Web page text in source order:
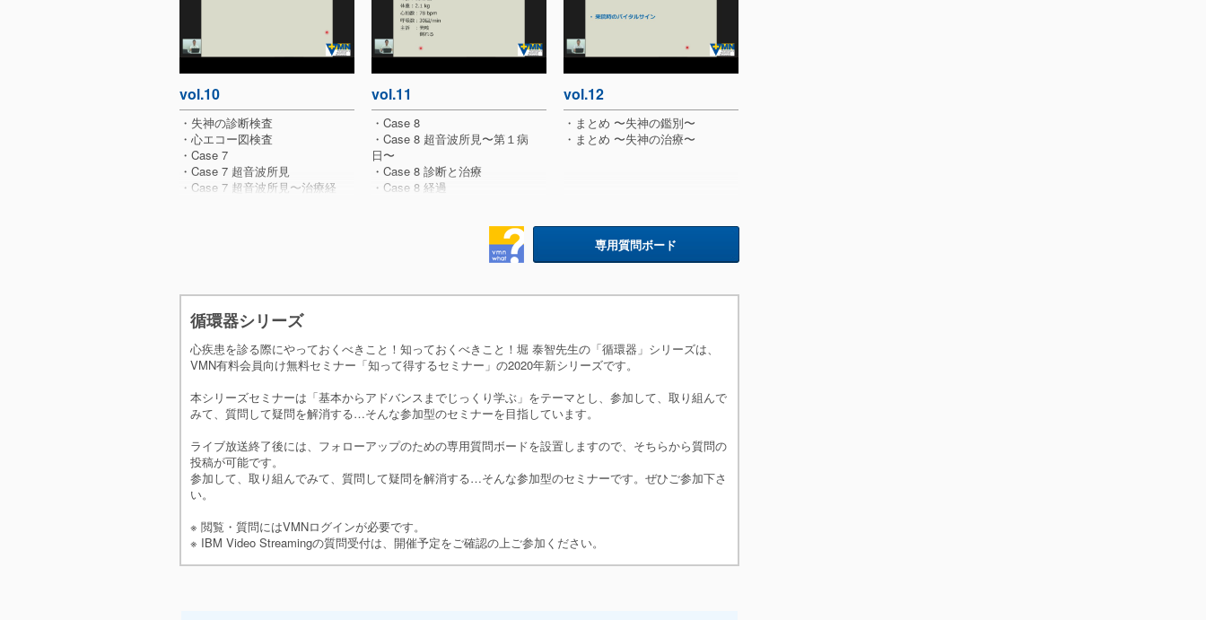
vol.10
・失神の診断検査
・心エコー図検査
・Case 7
・Case 7 超音波所見
・Case 7 超音波所見〜治療経
vol.11
・Case 8
・Case 8 超音波所見〜第１病
日〜
・Case 8 診断と治療
・Case 8 経過
vol.12
・まとめ 〜失神の鑑別〜
・まとめ 〜失神の治療〜
専用質問ボード
循環器シリーズ
心疾患を診る際にやっておくべきこと！知っておくべきこと！堀 泰智先生の「循環器」シリーズは、
VMN有料会員向け無料セミナー「知って得するセミナー」の2020年新シリーズです。
本シリーズセミナーは「基本からアドバンスまでじっくり学ぶ」をテーマとし、参加して、取り組んで
みて、質問して疑問を解消する…そんな参加型のセミナーを目指しています。
ライブ放送終了後には、フォローアップのための専用質問ボードを設置しますので、そちらから質問の
投稿が可能です。
参加して、取り組んでみて、質問して疑問を解消する…そんな参加型のセミナーです。ぜひご参加下さ
い。
※ 閲覧・質問にはVMNログインが必要です。
※ IBM Video Streamingの質問受付は、開催予定をご確認の上ご参加ください。